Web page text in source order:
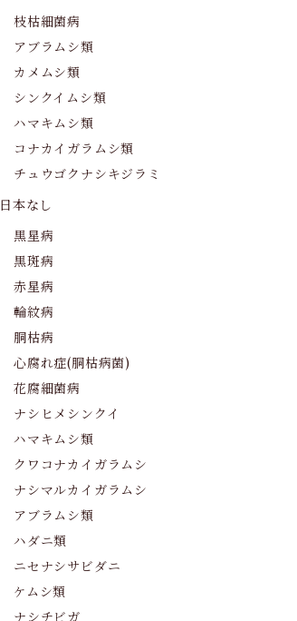
枝枯細菌病
アブラムシ類
カメムシ類
シンクイムシ類
ハマキムシ類
コナカイガラムシ類
チュウゴクナシキジラミ
日本なし
黒星病
黒斑病
赤星病
輪紋病
胴枯病
心腐れ症(胴枯病菌)
花腐細菌病
ナシヒメシンクイ
ハマキムシ類
クワコナカイガラムシ
ナシマルカイガラムシ
アブラムシ類
ハダニ類
ニセナシサビダニ
ケムシ類
ナシチビガ